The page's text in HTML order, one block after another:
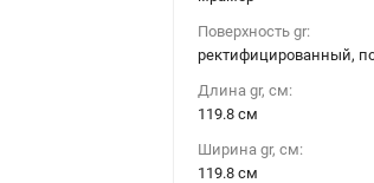
Поверхность gr:
ректифицированный,
Длина gr, см:
119.8 см
Ширина gr, см:
119.8 см